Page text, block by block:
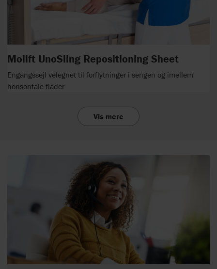
Molift UnoSling Repositioning Sheet
Engangssejl velegnet til forflytninger i sengen og imellem
horisontale flader
Vis mere